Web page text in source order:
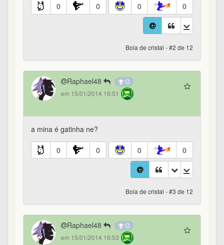
0 0 0 0
Bola de cristal - #2 de 12
Raphael48
em 15/01/2014 16:51
a mina é gatinha ne?
0 0 0 0
Bola de cristal - #3 de 12
Raphael48
em 15/01/2014 16:53